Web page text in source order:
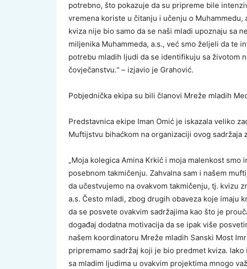
potrebno, što pokazuje da su pripreme bile
vremena koriste u čitanju i učenju o
kviza nije bio samo da se naši mladi upoznaju sa
miljenika Muhammeda, a.s., već smo željeli da te
potrebu mladih ljudi da se identifikuju sa životom
čovječanstvu.“ – izjavio je Grahović.
Pobjednička ekipa su bili članovi Mreže mladih
Predstavnica ekipe Iman Omić je iskazala veliko
Muftijstvu bihaćkom na organizaciji ovog sadržaja
„Moja kolegica Amina Krkić i moja malenkost
posebnom takmičenju. Zahvalna sam i našem
da učestvujemo na ovakvom takmičenju, tj. kvizu
a.s. Često mladi, zbog drugih obaveza koje imaju
da se posvete ovakvim sadržajima kao što je
događaj dodatna motivacija da se ipak više
našem koordinatoru Mreže mladih Sanski Most
pripremamo sadržaj koji je bio predmet kviza.
sa mladim ljudima u ovakvim projektima mnogo